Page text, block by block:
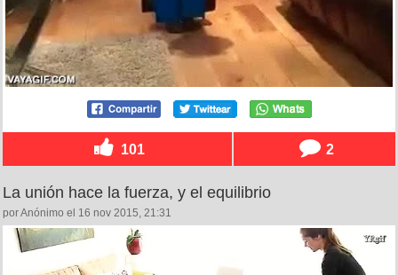
101 2
La unión hace la fuerza, y el equilibrio
por Anónimo el 16 nov 2015, 21:31